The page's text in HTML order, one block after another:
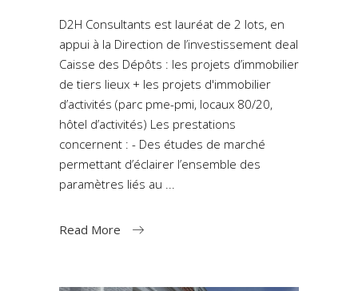
D2H Consultants est lauréat de 2 lots, en
appui à la Direction de l’investissement deal
Caisse des Dépôts : les projets d’immobilier
de tiers lieux + les projets d'immobilier
d’activités (parc pme-pmi, locaux 80/20,
hôtel d’activités) Les prestations
concernent : - Des études de marché
permettant d’éclairer l’ensemble des
paramètres liés au
Read More